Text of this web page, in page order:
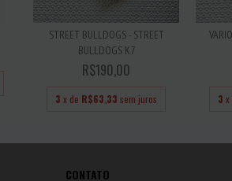
STREET BULLDOGS - STREET
BULLDOGS K7
R$190,00
3 x de R$63,33 sem juros 3 x
CONTATO